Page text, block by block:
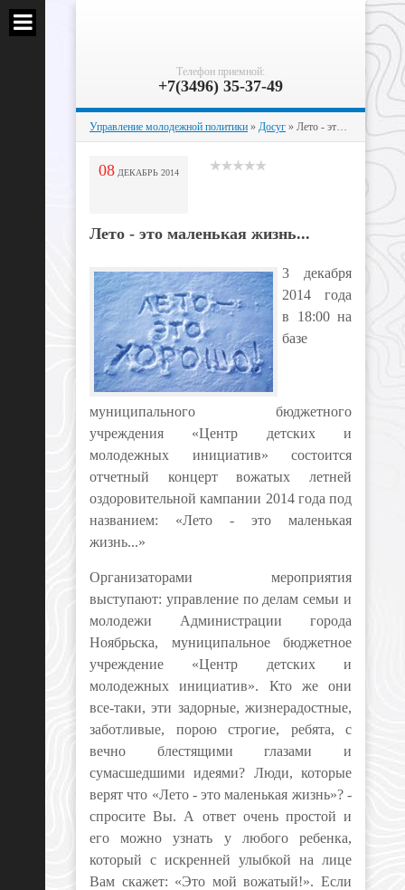
Телефон приемной:
+7(3496) 35-37-49
Управление молодежной политики » Досуг » Лето - это маленькая жизнь...
08 ДЕКАБРЬ 2014
Лето - это маленькая жизнь...
3 декабря
2014 года
в 18:00 на
базе
муниципального бюджетного
учреждения «Центр детских и
молодежных инициатив» состоится
отчетный концерт вожатых летней
оздоровительной кампании 2014 года под
названием: «Лето - это маленькая
жизнь...»
Организаторами мероприятия
выступают: управление по делам семьи и
молодежи Администрации города
Ноябрьска, муниципальное бюджетное
учреждение «Центр детских и
молодежных инициатив». Кто же они
все-таки, эти задорные, жизнерадостные,
заботливые, порою строгие, ребята, с
вечно блестящими глазами и
сумасшедшими идеями? Люди, которые
верят что «Лето - это маленькая жизнь»? -
спросите Вы. А ответ очень простой и
его можно узнать у любого ребенка,
который с искренней улыбкой на лице
Вам скажет: «Это мой вожатый!». Если